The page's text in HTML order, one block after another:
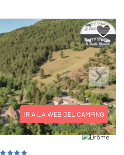
Next
IR A LA WEB DEL CAMPING